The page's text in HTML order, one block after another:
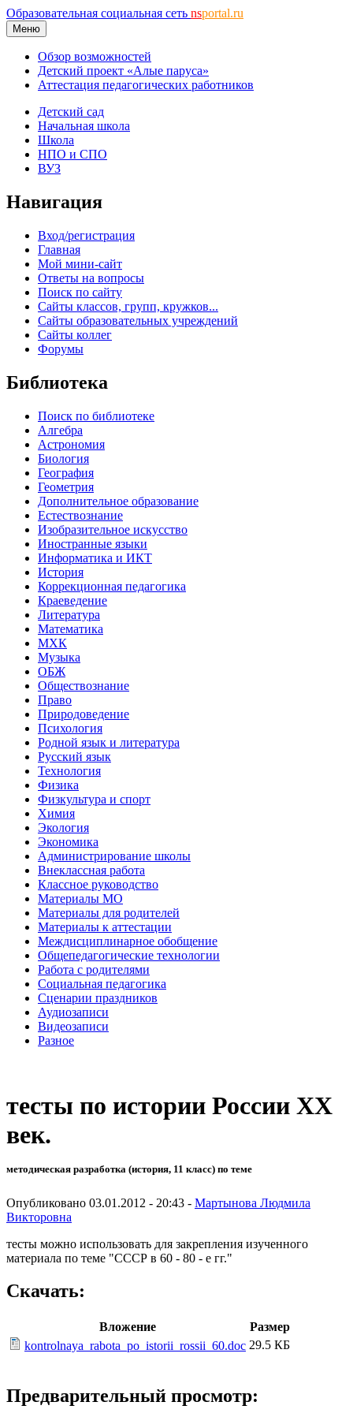
Образовательная социальная сеть nsportal.ru
Меню
Обзор возможностей
Детский проект «Алые паруса»
Аттестация педагогических работников
Детский сад
Начальная школа
Школа
НПО и СПО
ВУЗ
Навигация
Вход/регистрация
Главная
Мой мини-сайт
Ответы на вопросы
Поиск по сайту
Сайты классов, групп, кружков...
Сайты образовательных учреждений
Сайты коллег
Форумы
Библиотека
Поиск по библиотеке
Алгебра
Астрономия
Биология
География
Геометрия
Дополнительное образование
Естествознание
Изобразительное искусство
Иностранные языки
Информатика и ИКТ
История
Коррекционная педагогика
Краеведение
Литература
Математика
МХК
Музыка
ОБЖ
Обществознание
Право
Природоведение
Психология
Родной язык и литература
Русский язык
Технология
Физика
Физкультура и спорт
Химия
Экология
Экономика
Администрирование школы
Внеклассная работа
Классное руководство
Материалы МО
Материалы для родителей
Материалы к аттестации
Междисциплинарное обобщение
Общепедагогические технологии
Работа с родителями
Социальная педагогика
Сценарии праздников
Аудиозаписи
Видеозаписи
Разное
тесты по истории России XX
век.
методическая разработка (история, 11 класс) по теме
Опубликовано 03.01.2012 - 20:43 - Мартынова Людмила
Викторовна
тесты можно использовать для закрепления изученного
материала по теме "СССР в 60 - 80 - е гг."
Скачать:
Вложение
Размер
kontrolnaya_rabota_po_istorii_rossii_60.doc 29.5 КБ
Предварительный просмотр: